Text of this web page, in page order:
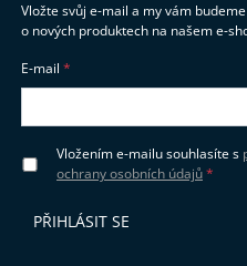
Vložte svůj e-mail a my vám
o nových produktech na našem e-
E-mail
Vložením e-mailu souhlasíte s
ochrany osobních údajů
PŘIHLÁSIT SE